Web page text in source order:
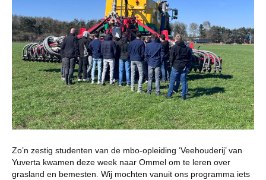
Zo’n zestig studenten van de mbo-opleiding ‘Veehouderij’ van
Yuverta kwamen deze week naar Ommel om te leren over
grasland en bemesten. Wij mochten vanuit ons programma iets